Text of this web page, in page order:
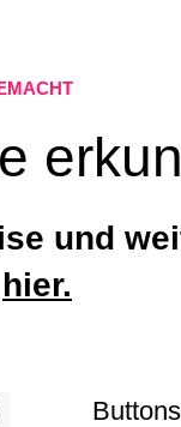
und
hier.
Buttons